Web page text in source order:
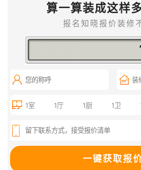
算一算装成这样
报名知晓报价装修